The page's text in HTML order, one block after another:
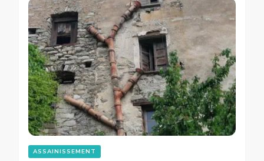
ASSAINISSEMENT